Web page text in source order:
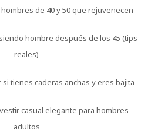
de 40 y 50 que rejuvenecen
hombre después de los 45 (tips
reales)
tienes caderas anchas y eres bajita
casual elegante para hombres
adultos